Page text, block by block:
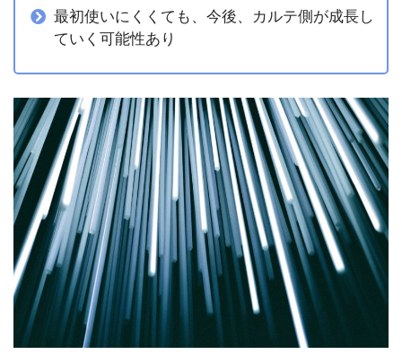
最初使いにくくても、今後、カルテ側が成長し
ていく可能性あり